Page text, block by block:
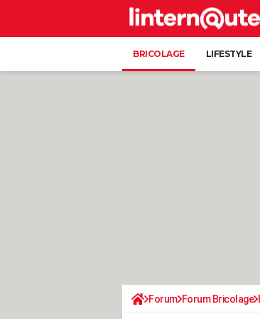
BRICOLAGE LIFESTYLE
Forum Forum Bricolage